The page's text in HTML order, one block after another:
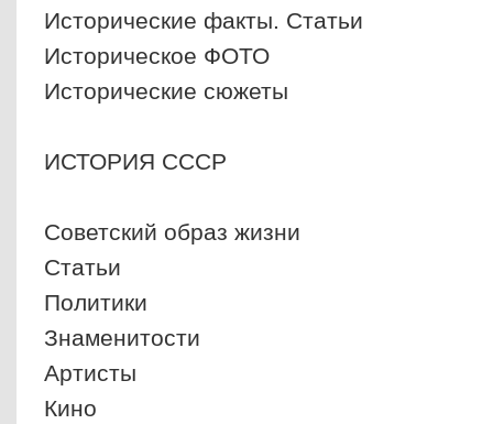
Исторические факты. Статьи
Историческое ФОТО
Исторические сюжеты
ИСТОРИЯ СССР
Советский образ жизни
Статьи
Политики
Знаменитости
Артисты
Кино